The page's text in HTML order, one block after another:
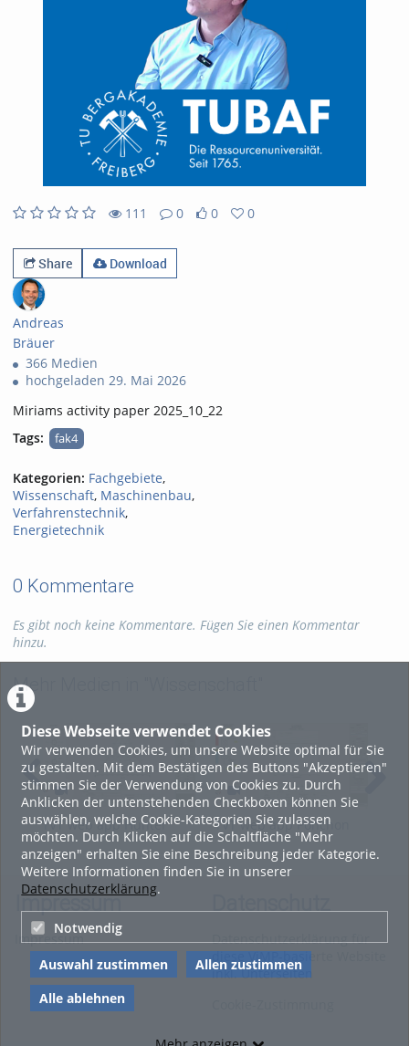
Diese Webseite verwendet Cookies
Wir verwenden Cookies, um unsere Website optimal für Sie
zu gestalten. Mit dem Bestätigen des Buttons "Akzeptieren"
stimmen Sie der Verwendung von Cookies zu. Durch
Anklicken der untenstehenden Checkboxen können Sie
auswählen, welche Cookie-Kategorien Sie zulassen
möchten. Durch Klicken auf die Schaltfläche "Mehr
anzeigen" erhalten Sie eine Beschreibung jeder Kategorie.
Weitere Informationen finden Sie in unserer
Datenschutzerklärung.
Notwendig
Auswahl zustimmen
Allen zustimmen
Alle ablehnen
111
0
0
0
Share
Download
Andreas
Bräuer
366 Medien
hochgeladen 29. Mai 2026
Miriams activity paper 2025_10_22
Tags:
fak4
Kategorien: Fachgebiete,
Wissenschaft, Maschinenbau,
Verfahrenstechnik,
Energietechnik
0 Kommentare
Es gibt noch keine Kommentare. Fügen Sie einen Kommentar
hinzu.
Mehr Medien in "Wissenschaft"
TVT web app Hunter
Nash
TVT web app Ponchon
Savarit
Impressum
Impressum
Datenschutzerklärung für
diese ViMP-basierte Website
inkl. Unterseiten